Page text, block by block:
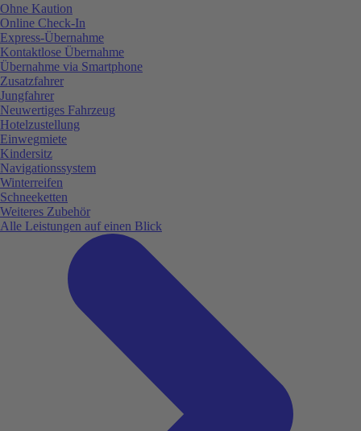
Ohne Kaution
Online Check-In
Express-Übernahme
Kontaktlose Übernahme
Übernahme via Smartphone
Zusatzfahrer
Jungfahrer
Neuwertiges Fahrzeug
Hotelzustellung
Einwegmiete
Kindersitz
Navigationssystem
Winterreifen
Schneeketten
Weiteres Zubehör
Alle Leistungen auf einen Blick